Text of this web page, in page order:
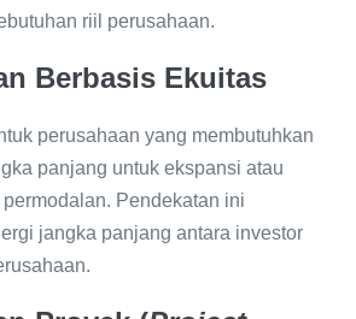
riil perusahaan.
Berbasis Ekuitas
perusahaan yang membutuhkan
panjang untuk ekspansi atau
Pendekatan ini
jangka panjang antara investor